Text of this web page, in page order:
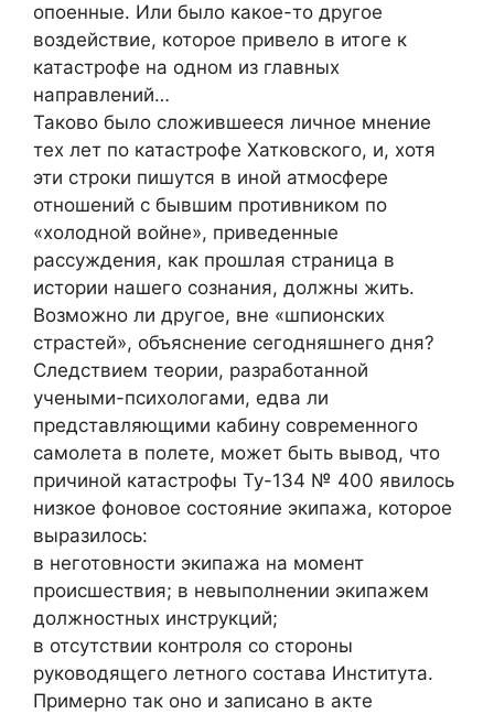
опоенные. Или было какое-то другое
воздействие, которое привело в итоге к
катастрофе на одном из главных
направлений…
Таково было сложившееся личное мнение
тех лет по катастрофе Хатковского, и, хотя
эти строки пишутся в иной атмосфере
отношений с бывшим противником по
«холодной войне», приведенные
рассуждения, как прошлая страница в
истории нашего сознания, должны жить.
Возможно ли другое, вне «шпионских
страстей», объяснение сегодняшнего дня?
Следствием теории, разработанной
учеными-психологами, едва ли
представляющими кабину современного
самолета в полете, может быть вывод, что
причиной катастрофы Ту-134 № 400 явилось
низкое фоновое состояние экипажа, которое
выразилось:
в неготовности экипажа на момент
происшествия; в невыполнении экипажем
должностных инструкций;
в отсутствии контроля со стороны
руководящего летного состава Института.
Примерно так оно и записано в акте